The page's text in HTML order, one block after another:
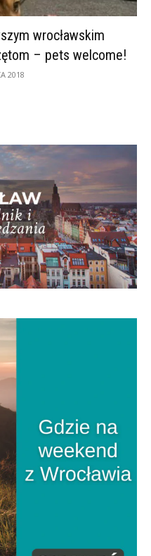
wrocławskim
– pets welcome!
2018